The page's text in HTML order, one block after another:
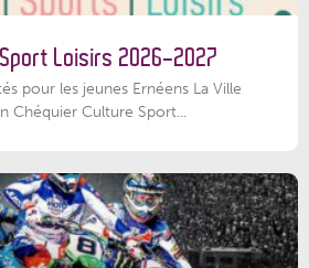
Loisirs 2026-2027
pour les jeunes Ernéens La Ville
Chéquier Culture Sport...